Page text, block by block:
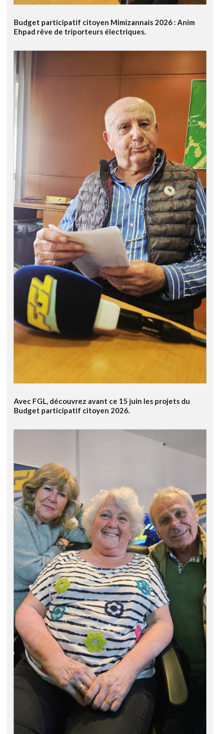
Budget participatif citoyen Mimizannais 2026 : Anim
Ehpad rêve de triporteurs électriques.
Avec FGL, découvrez avant ce 15 juin les projets du
Budget participatif citoyen 2026.